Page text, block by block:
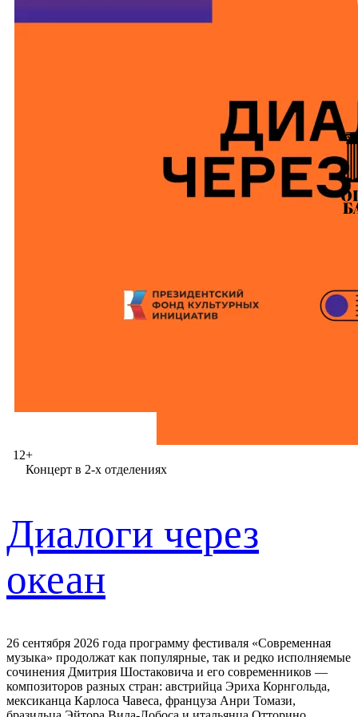
Концерт в 2-х отделениях
12+
Диалоги через
океан
26 сентября 2026 года программу фестиваля «Современная
музыка» продолжат как популярные, так и редко исполняемые
сочинения Дмитрия Шостаковича и его современников —
композиторов разных стран: австрийца Эриха Корнгольда,
мексиканца Карлоса Чавеса, француза Анри Томази,